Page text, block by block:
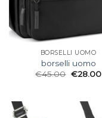
BORSELLI UOMO
borselli uomo
€45.00 €28.00